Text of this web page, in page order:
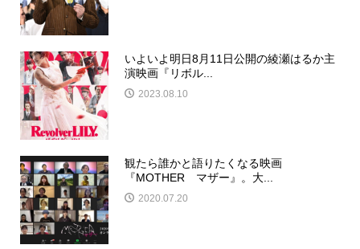
いよいよ明日8月11日公開の綾瀬はるか主
演映画『リボル...
2023.08.10
観たら誰かと語りたくなる映画
『MOTHER マザー』。大...
2020.07.20